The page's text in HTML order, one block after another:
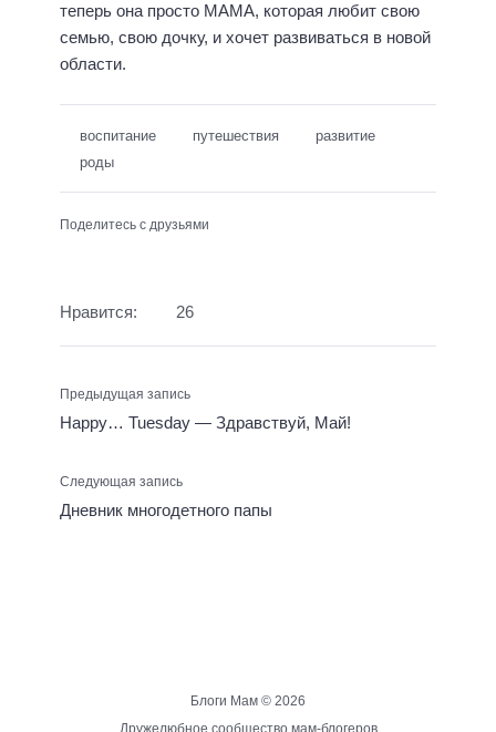
теперь она просто МАМА, которая любит свою
семью, свою дочку, и хочет развиваться в новой
области.
воспитание путешествия
развитие
роды
Поделитесь с друзьями
Нравится: 26
Предыдущая запись
Happy… Tuesday — Здравствуй, Май!
Следующая запись
Дневник многодетного папы
Блоги Мам © 2026